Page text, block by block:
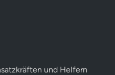
und Helfern